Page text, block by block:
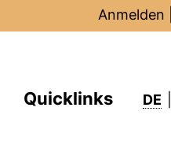
Anmelden
Quicklinks DE